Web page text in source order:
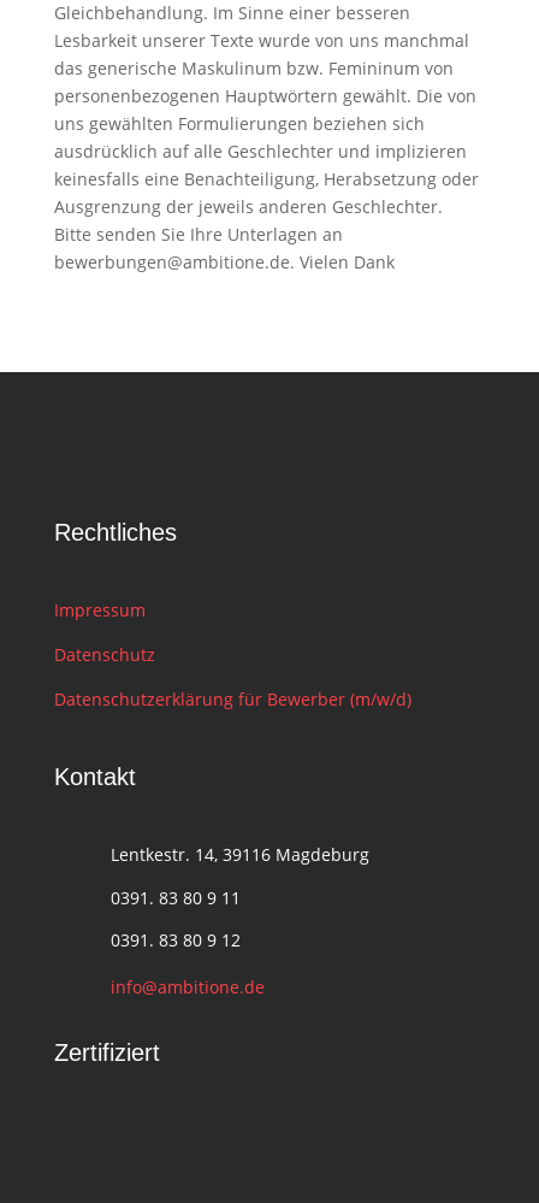
Gleichbehandlung. Im Sinne einer besseren
Lesbarkeit unserer Texte wurde von uns manchmal
das generische Maskulinum bzw. Femininum von
personenbezogenen Hauptwörtern gewählt. Die von
uns gewählten Formulierungen beziehen sich
ausdrücklich auf alle Geschlechter und implizieren
keinesfalls eine Benachteiligung, Herabsetzung oder
Ausgrenzung der jeweils anderen Geschlechter.
Bitte senden Sie Ihre Unterlagen an
bewerbungen@ambitione.de. Vielen Dank
Rechtliches
Impressum
Datenschutz
Datenschutzerklärung für Bewerber (m/w/d)
Kontakt
Lentkestr. 14, 39116 Magdeburg
0391. 83 80 9 11
0391. 83 80 9 12
info@ambitione.de
Zertifiziert